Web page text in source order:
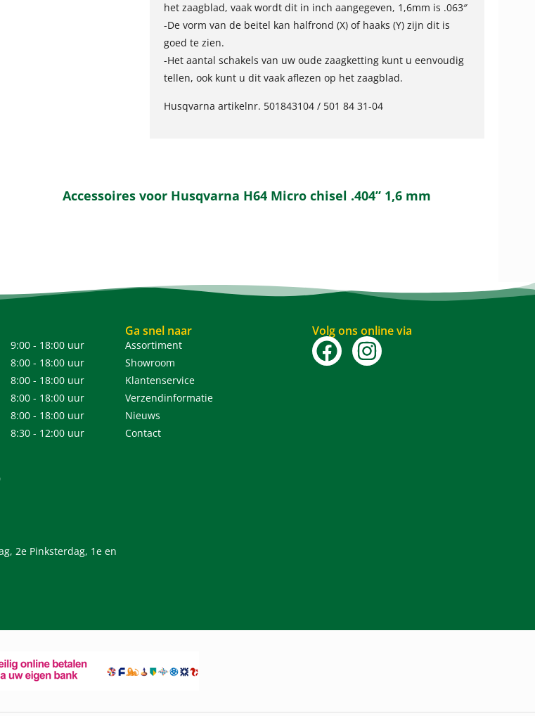
het zaagblad, vaak wordt dit in inch aangegeven, 1,6mm is .063″
-De vorm van de beitel kan halfrond (X) of haaks (Y) zijn dit is
goed te zien.
-Het aantal schakels van uw oude zaagketting kunt u eenvoudig
tellen, ook kunt u dit vaak aflezen op het zaagblad.
Husqvarna artikelnr. 501843104 / 501 84 31-04
Accessoires voor Husqvarna H64 Micro chisel .404” 1,6 mm
9:00 - 18:00 uur
8:00 - 18:00 uur
8:00 - 18:00 uur
8:00 - 18:00 uur
8:00 - 18:00 uur
8:30 - 12:00 uur
2e Pinksterdag, 1e en
Ga snel naar
Assortiment
Showroom
Klantenservice
Verzendinformatie
Nieuws
Contact
Volg ons online via